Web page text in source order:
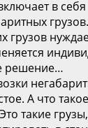
в
грузов.
грузов
решение…
А что
такие